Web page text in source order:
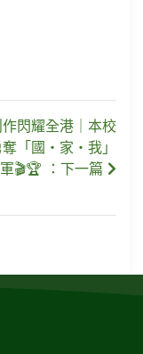
閃耀全港｜本校
「國・家・我」
🎬🏆 ：下一篇